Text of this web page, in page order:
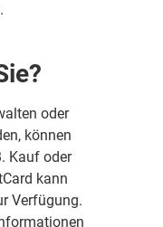
oder
können
Kauf oder
kann
Verfügung.